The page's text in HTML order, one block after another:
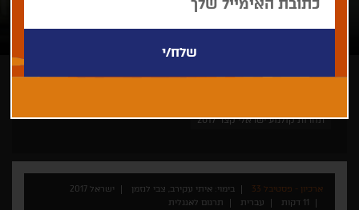
תחרות קולנוע ישראלי קצר 2017
ארכיון - פסטיבל 33 בימוי: איתי עקירב, צבי לנזמן
ישראל 2017
11 דקות
עברית תרגום לאנגלית